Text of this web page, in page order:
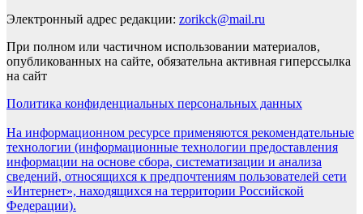
Электронный адрес редакции: zorikck@mail.ru
При полном или частичном использовании материалов,
опубликованных на сайте, обязательна активная гиперссылка
на сайт
Политика конфиденциальных персональных данных
На информационном ресурсе применяются рекомендательные
технологии (информационные технологии предоставления
информации на основе сбора, систематизации и анализа
сведений, относящихся к предпочтениям пользователей сети
«Интернет», находящихся на территории Российской
Федерации).